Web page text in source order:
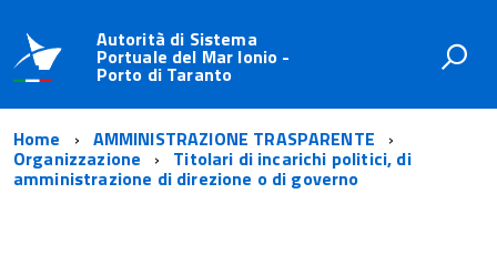
Autorità di Sistema
Portuale del Mar Ionio -
Porto di Taranto
Home AMMINISTRAZIONE TRASPARENTE
Organizzazione Titolari di incarichi politici, di
amministrazione di direzione o di governo